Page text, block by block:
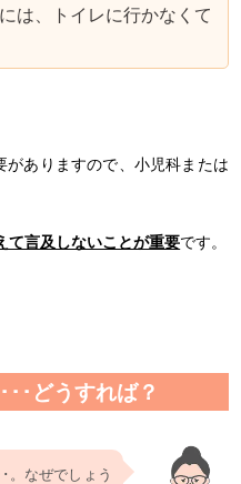
は、トイレに行かなくて
がありますので、小児科または
て言及しないことが重要です。
･どうすれば？
。なぜでしょう